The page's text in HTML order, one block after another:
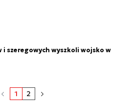
szeregowych wyszkoli wojsko w
1 2